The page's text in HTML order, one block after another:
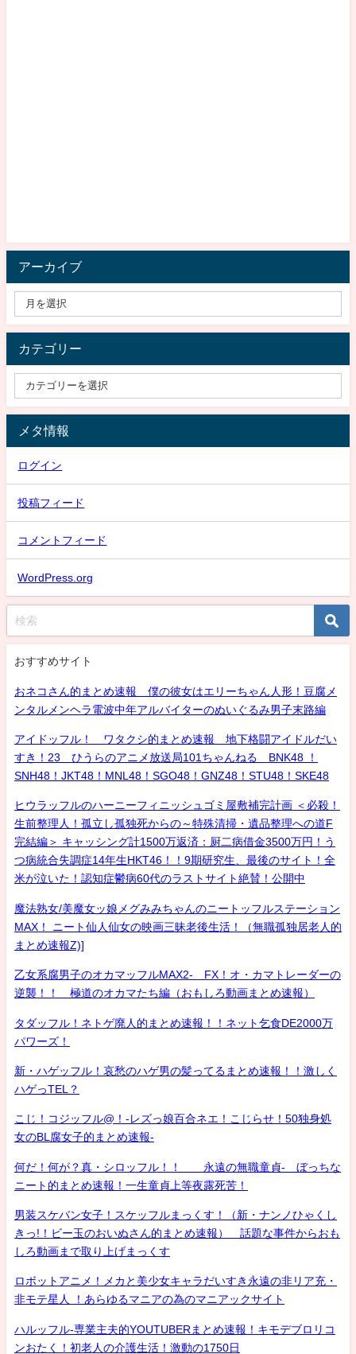
アーカイブ
カテゴリー
メタ情報
ログイン
投稿フィード
コメントフィード
WordPress.org
おすすめサイト
おネコさん的まとめ速報 僕の彼女はエリーちゃん人形！豆腐メ
ンタルメンヘラ電波中年アルバイターのぬいぐるみ男子末路編
アイドッフル！ ワタクシ的まとめ速報 地下格闘アイドルだい
すき！23 ひうらのアニメ放送局101ちゃんねる BNK48 ！
SNH48！JKT48！MNL48！SGO48！GNZ48！STU48！SKE48
ヒウラッフルのハーニーフィニッシュゴミ屋敷補完計画 ＜必殺！
生前整理人！孤立し孤独死からの～特殊清掃・遺品整理への道F
完結編＞ キャッシング計1500万返済：厨二病借金3500万円！う
つ病統合失調症14年生HKT46！！9期研究生、最後のサイト！全
米が泣いた！認知症鬱病60代のラストサイト絶賛！公開中
魔法熟女/美魔女ッ娘メグみみちゃんのニートッフルステーション
MAX！ ニート仙人仙女の映画三昧老後生活！（無職孤独居老人的
まとめ速報Z)]
乙女系腐男子のオカマッフルMAX2- FX！オ・カマトレーダーの
逆襲！！ 極道のオカマたち編（おもしろ動画まとめ速報）
タダッフル！ネトゲ廃人的まとめ速報！！ネット乞食DE2000万
パワーズ！
新・ハゲッフル！哀愁のハゲ男の髪ってるまとめ速報！！激しく
ハゲっTEL？
こじ！コジッフル@！-レズっ娘百合ネエ！こじらせ！50独身処
女のBL腐女子的まとめ速報-
何だ！何が？真・シロッフル！！ 永遠の無職童貞- ぼっちな
ニート的まとめ速報！一生童貞上等夜露死苦！
男装スケバン女子！スケッフルまっくす！（新・ナンノひゃくし
きっ!！ビー玉のおいぬさん的まとめ速報） 話題な事件からおも
しろ動画まで取り上げまっくす
ロボットアニメ！メカと美少女キャラだいすき永遠の非リア充・
非モテ星人 ！あらゆるマニアの為のマニアックサイト
ハルッフル-専業主夫的YOUTUBERまとめ速報！キモデブロリコ
ンおたく！初老人の介護生活！激動の1750日